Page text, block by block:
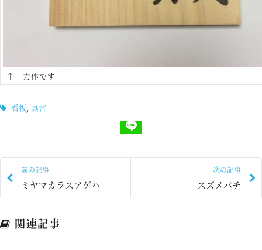
↑ 力作です
看板 真言
前の記事
ミヤマカラスアゲハ
次の記事
スズメバチ
関連記事